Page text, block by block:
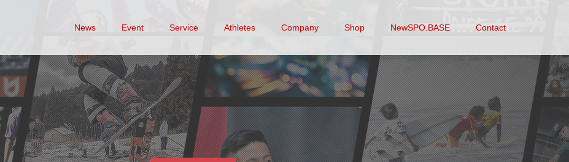
News Event Service Athletes Company Shop NewSPO.BASE Contact